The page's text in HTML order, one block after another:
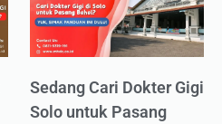
Sedang Cari Dokter Gigi
Solo untuk Pasang